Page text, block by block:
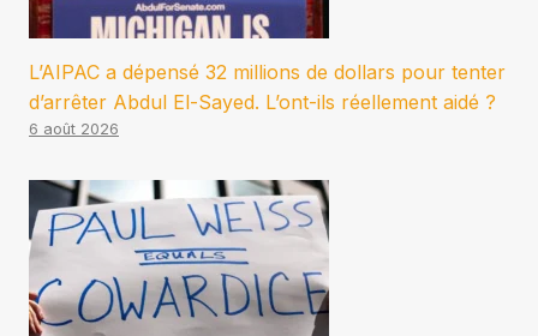
L’AIPAC a dépensé 32 millions de dollars pour tenter
d’arrêter Abdul El-Sayed. L’ont-ils réellement aidé ?
6 août 2026